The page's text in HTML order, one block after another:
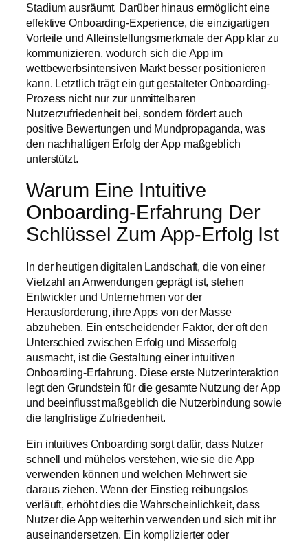
Stadium ausräumt. Darüber hinaus ermöglicht eine
effektive Onboarding-Experience, die einzigartigen
Vorteile und Alleinstellungsmerkmale der App klar zu
kommunizieren, wodurch sich die App im
wettbewerbsintensiven Markt besser positionieren
kann. Letztlich trägt ein gut gestalteter Onboarding-
Prozess nicht nur zur unmittelbaren
Nutzerzufriedenheit bei, sondern fördert auch
positive Bewertungen und Mundpropaganda, was
den nachhaltigen Erfolg der App maßgeblich
unterstützt.
Warum Eine Intuitive
Onboarding-Erfahrung Der
Schlüssel Zum App-Erfolg Ist
In der heutigen digitalen Landschaft, die von einer
Vielzahl an Anwendungen geprägt ist, stehen
Entwickler und Unternehmen vor der
Herausforderung, ihre Apps von der Masse
abzuheben. Ein entscheidender Faktor, der oft den
Unterschied zwischen Erfolg und Misserfolg
ausmacht, ist die Gestaltung einer intuitiven
Onboarding-Erfahrung. Diese erste Nutzerinteraktion
legt den Grundstein für die gesamte Nutzung der App
und beeinflusst maßgeblich die Nutzerbindung sowie
die langfristige Zufriedenheit.
Ein intuitives Onboarding sorgt dafür, dass Nutzer
schnell und mühelos verstehen, wie sie die App
verwenden können und welchen Mehrwert sie
daraus ziehen. Wenn der Einstieg reibungslos
verläuft, erhöht dies die Wahrscheinlichkeit, dass
Nutzer die App weiterhin verwenden und sich mit ihr
auseinandersetzen. Ein komplizierter oder